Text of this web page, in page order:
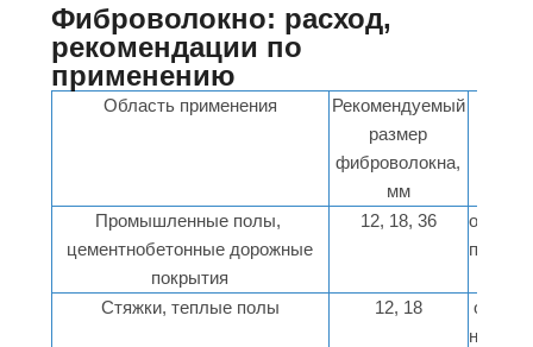
Фиброволокно: расход,
рекомендации по
применению
Область применения
Рекомендуемый
размер
фиброволокна,
мм
Промышленные полы,
цементнобетонные дорожные
покрытия
12, 18, 36
от 1 кг
Стяжки, теплые полы 12, 18
от 0,9